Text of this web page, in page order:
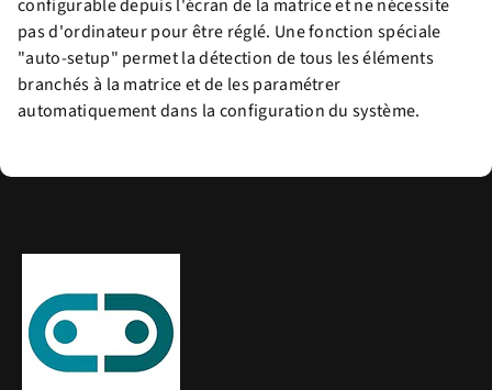
configurable depuis l'écran de la matrice et ne nécessite
pas d'ordinateur pour être réglé. Une fonction spéciale
"auto-setup" permet la détection de tous les éléments
branchés à la matrice et de les paramétrer
automatiquement dans la configuration du système.